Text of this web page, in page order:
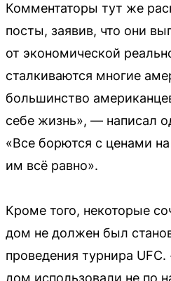
Комментаторы тут же
посты, заявив, что они
от экономической
сталкиваются многие
большинство
себе жизнь», — написал
«Все борются с ценами
им всё равно».
Кроме того, некоторые
дом не должен был
проведения турнира
дом использовали не по